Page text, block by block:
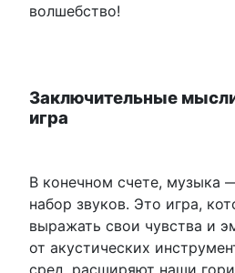
волшебство!
Заключительные
игра
В конечном счете, музыка
набор звуков. Это игра,
выражать свои чувства и
от акустических